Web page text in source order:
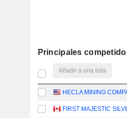
Principales
Añadir a una lista
HECLA MINING
FIRST MAJESTIC